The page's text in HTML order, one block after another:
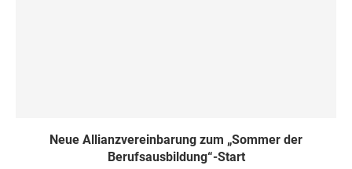
Neue Allianzvereinbarung zum „Sommer der
Berufsausbildung“-Start